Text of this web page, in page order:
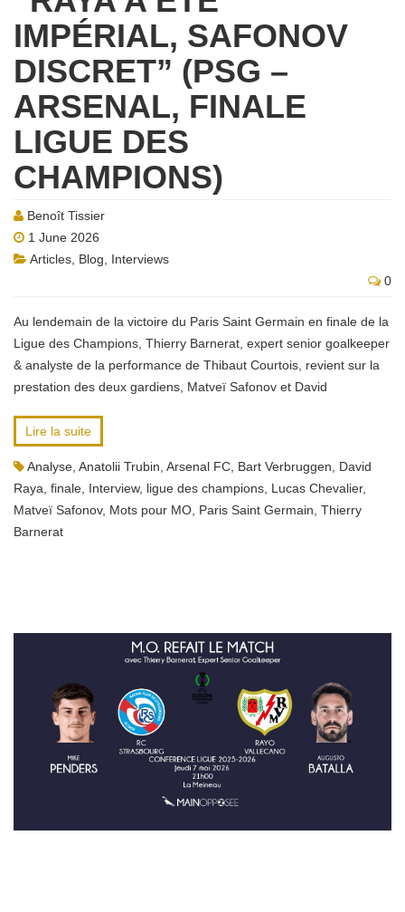
IMPÉRIAL, SAFONOV
DISCRET” (PSG –
ARSENAL, FINALE
LIGUE DES
CHAMPIONS)
Benoît Tissier
1 June 2026
Articles Blog
Interviews
0
Au lendemain de la victoire du Paris Saint Germain en finale de la
Ligue des Champions, Thierry Barnerat, expert senior goalkeeper
& analyste de la performance de Thibaut Courtois, revient sur la
prestation des deux gardiens, Matveï Safonov et David
Lire la suite
Analyse Anatolii Trubin Arsenal FC Bart Verbruggen
David
Raya finale Interview, ligue des champions Lucas Chevalier,
Matveï Safonov, Mots pour MO Paris Saint Germain Thierry
Barnerat